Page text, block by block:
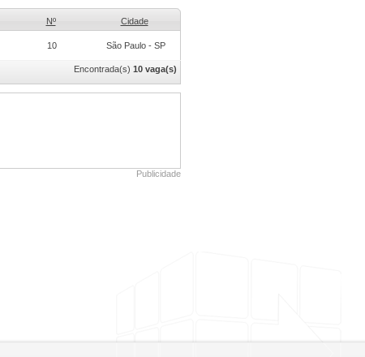
Nº Cidade
10 São Paulo - SP
Encontrada(s) 10 vaga(s)
Publicidade